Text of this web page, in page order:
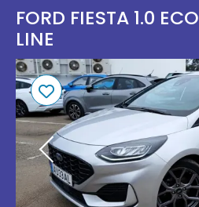
FORD FIESTA 1.0
LINE